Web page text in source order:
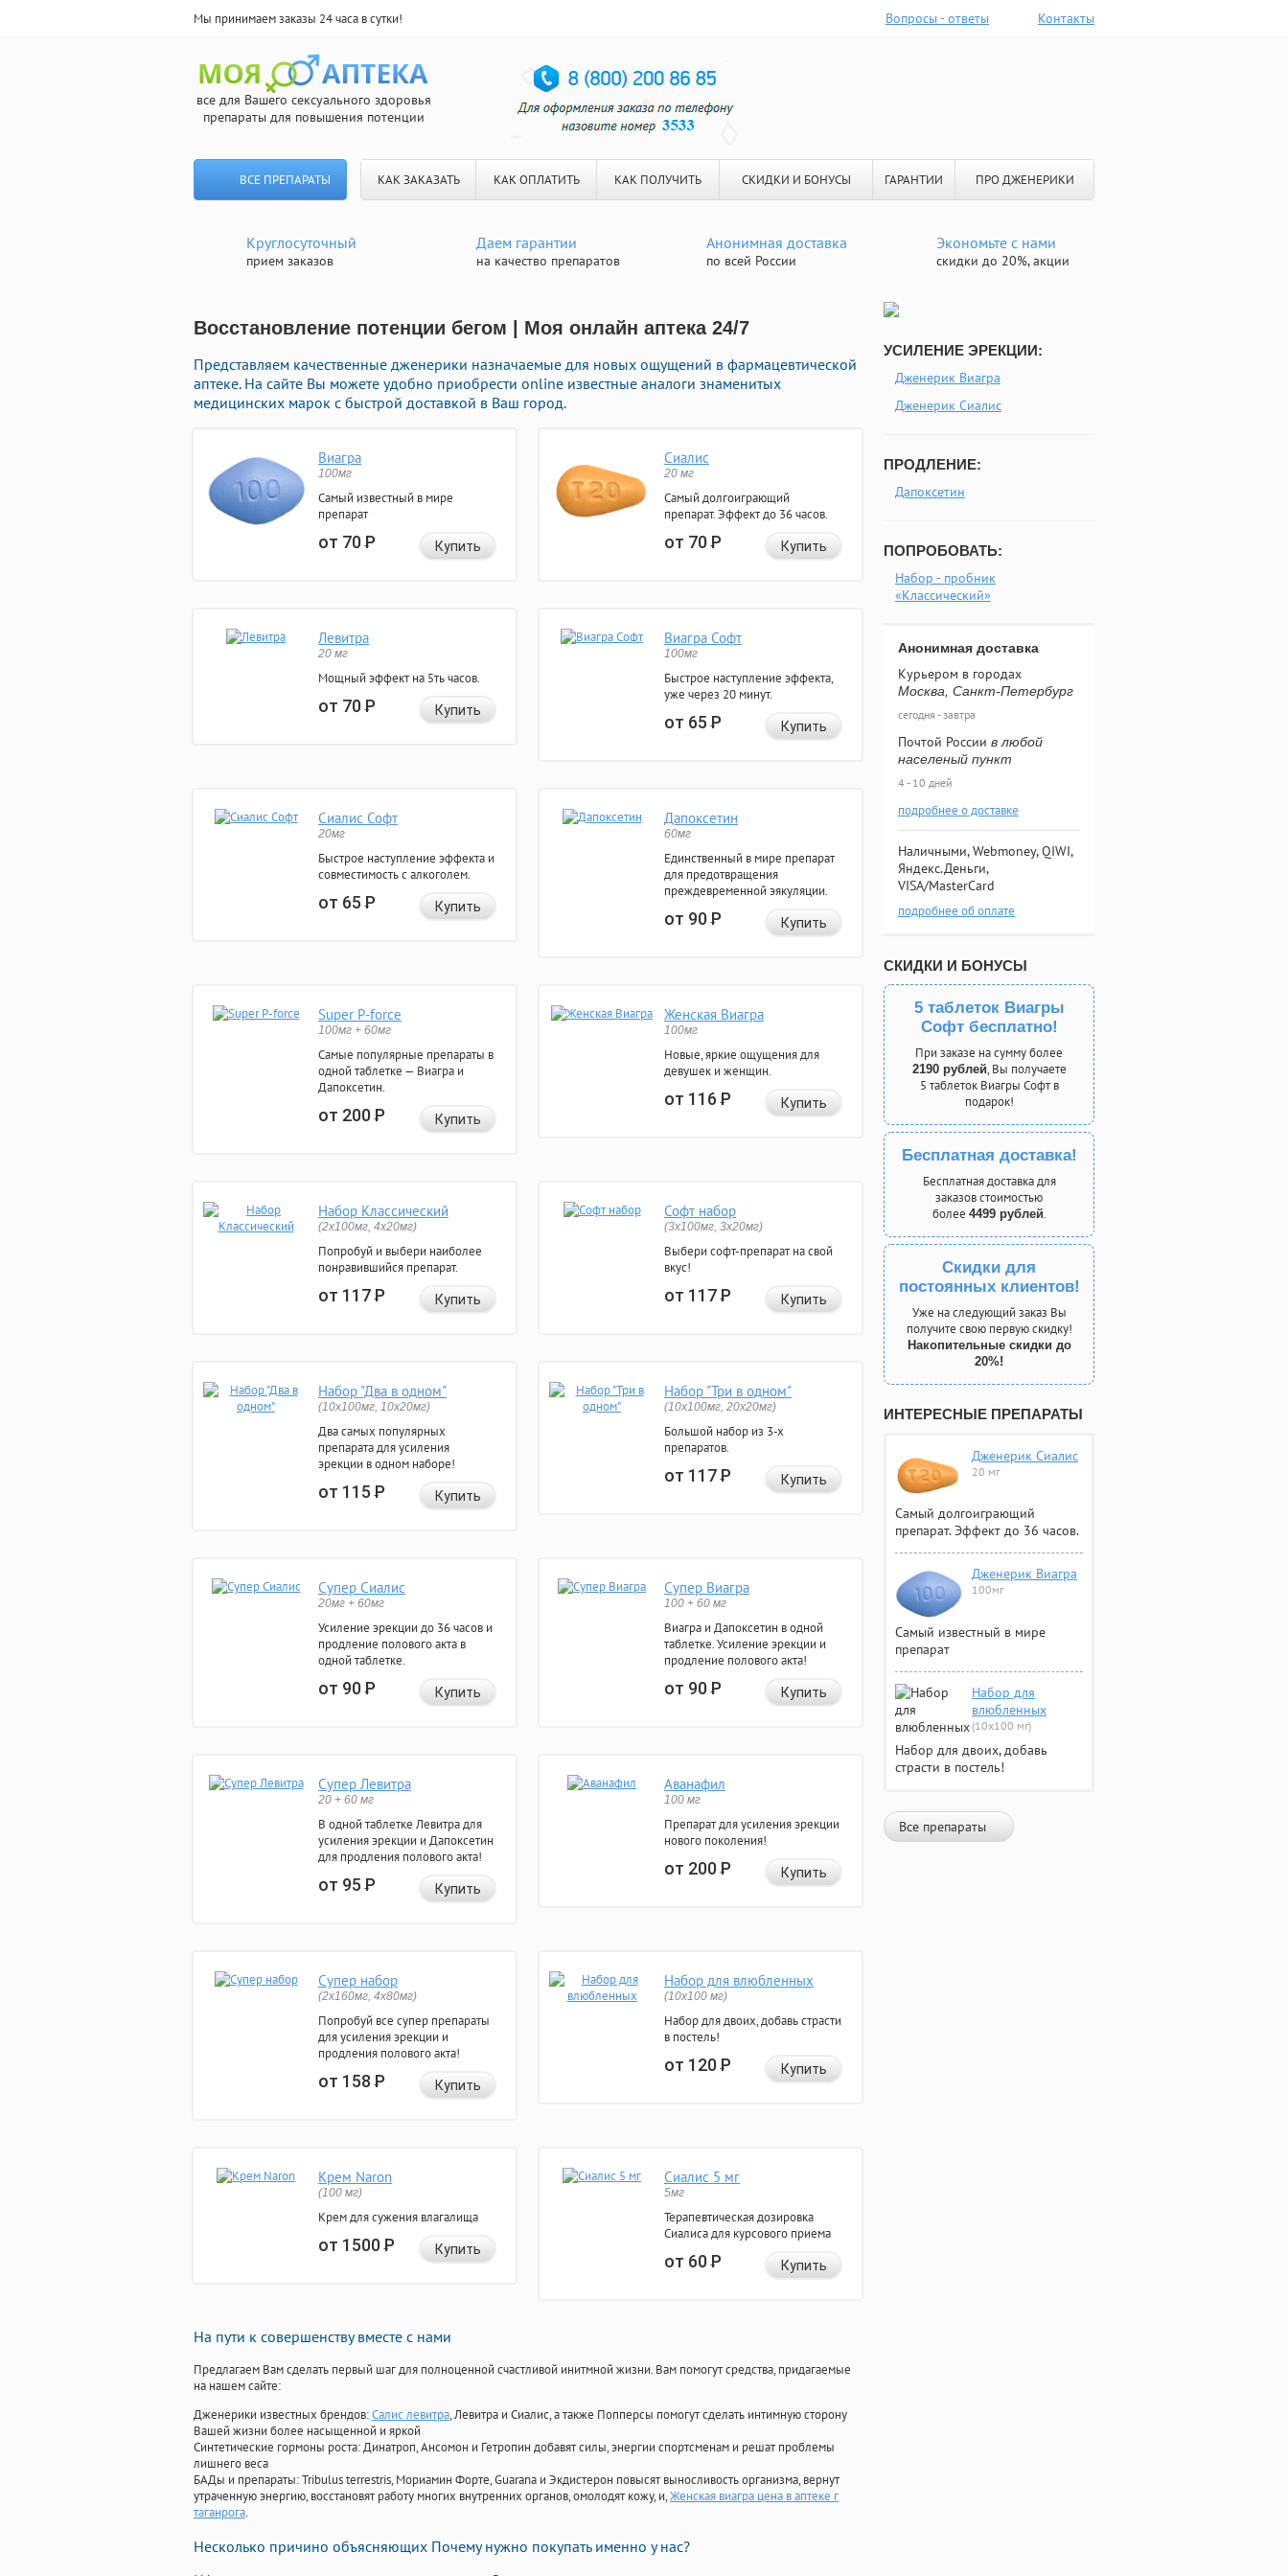
Мы принимаем заказы 24 часа в сутки! Вопросы - ответы Контакты
все для Вашего сексуального здоровья
препараты для повышения потенции
ВСЕ ПРЕПАРАТЫ КАК ЗАКАЗАТЬ КАК ОПЛАТИТЬ КАК ПОЛУЧИТЬ СКИДКИ И БОНУСЫ ГАРАНТИИ ПРО ДЖЕНЕРИКИ
Круглосуточный
прием заказов
Даем гарантии
на качество препаратов
Анонимная доставка
по всей России
Экономьте с нами
скидки до 20%, акции
Восстановление потенции бегом | Моя онлайн аптека 24/7
Представляем качественные дженерики назначаемые для новых ощущений в фармацевтической
аптеке. На сайте Вы можете удобно приобрести online известные аналоги знаменитых
медицинских марок с быстрой доставкой в Ваш город.
Виагра
100мг
Самый известный в мире
препарат
от 70Р Купить
Сиалис
20 мг
Самый долгоиграющий
препарат. Эффект до 36 часов.
от 70Р Купить
Левитра
20 мг
Мощный эффект на 5ть часов.
от 70Р Купить
Виагра Софт
100мг
Быстрое наступление эффекта,
уже через 20 минут.
от 65Р Купить
Сиалис Софт
20мг
Быстрое наступление эффекта и
совместимость с алкоголем.
от 65Р Купить
Дапоксетин
60мг
Единственный в мире препарат
для предотвращения
преждевременной эякуляции.
от 90Р Купить
Super P-force
100мг + 60мг
Самые популярные препараты в
одной таблетке — Виагра и
Дапоксетин.
от 200Р Купить
Женская Виагра
100мг
Новые, яркие ощущения для
девушек и женщин.
от 116Р Купить
Набор Классический
(2x100мг, 4x20мг)
Попробуй и выбери наиболее
понравившийся препарат.
от 117Р Купить
Софт набор
(3x100мг, 3x20мг)
Выбери софт-препарат на свой
вкус!
от 117Р Купить
Набор "Два в одном"
(10x100мг, 10x20мг)
Два самых популярных
препарата для усиления
эрекции в одном наборе!
от 115Р Купить
Набор "Три в одном"
(10x100мг, 20x20мг)
Большой набор из 3-х
препаратов.
от 117Р Купить
Супер Сиалис
20мг + 60мг
Усиление эрекции до 36 часов и
продление полового акта в
одной таблетке.
от 90Р Купить
Супер Виагра
100 + 60 мг
Виагра и Дапоксетин в одной
таблетке. Усиление эрекции и
продление полового акта!
от 90Р Купить
Супер Левитра
20 + 60 мг
В одной таблетке Левитра для
усиления эрекции и Дапоксетин
для продления полового акта!
от 95Р Купить
Аванафил
100 мг
Препарат для усиления эрекции
нового поколения!
от 200Р Купить
Супер набор
(2х160мг, 4х80мг)
Попробуй все супер препараты
для усиления эрекции и
продления полового акта!
от 158Р Купить
Набор для влюбленных
(10х100 мг)
Набор для двоих, добавь страсти
в постель!
от 120Р Купить
Крем Naron
(100 мг)
Крем для сужения влагалища
от 1500Р Купить
Сиалис 5 мг
5мг
Терапевтическая дозировка
Сиалиса для курсового приема
от 60Р Купить
На пути к совершенству вместе с нами
Предлагаем Вам сделать первый шаг для полноценной счастливой инитмной жизни. Вам помогут средства, придагаемые
на нашем сайте:
Дженерики известных брендов:Салис левитра, Левитра и Сиалис, а также Попперсы помогут сделать интимную сторону
Вашей жизни более насыщенной и яркой
Синтетические гормоны роста: Динатроп, Ансомон и Гетропин добавят силы, энергии спортсменам и решат проблемы
лишнего веса
БАДы и препараты:Tribulus terrestris, Мориамин Форте, Guarana и Экдистерон повысят выносливость организма, вернут
утраченную энергию, восстановят работу многих внутренних органов, омолодят кожу, и,Женская виагра цена в аптеке г
таганрога.
Несколько причино объясняющих Почему нужно покупать именно у нас?
УСИЛЕНИЕ ЭРЕКЦИИ:
Дженерик Виагра
Дженерик Сиалис
ПРОДЛЕНИЕ:
Дапоксетин
ПОПРОБОВАТЬ:
Набор - пробник
«Классический»
Анонимная доставка
Курьером в городах
Москва, Санкт-Петербург
сегодня - завтра
Почтой России в любой
населеный пункт
4 - 10 дней
подробнее о доставке
Наличными, Webmoney, QIWI,
Яндекс.Деньги,
VISA/MasterCard
подробнее об оплате
СКИДКИ И БОНУСЫ
5 таблеток Виагры
Софт бесплатно!
При заказе на сумму более
2190 рублей, Вы получаете
5 таблеток Виагры Софт в
подарок!
Бесплатная доставка!
Бесплатная доставка для
заказов стоимостью
более 4499 рублей.
Скидки для
постоянных клиентов!
Уже на следующий заказ Вы
получите свою первую скидку!
Накопительные скидки до
20%!
ИНТЕРЕСНЫЕ ПРЕПАРАТЫ
Дженерик Сиалис
20 мг
Самый долгоиграющий
препарат. Эффект до 36 часов.
Дженерик Виагра
100мг
Самый известный в мире
препарат
Набор для
влюбленных
(10х100 мг)
Набор для двоих, добавь
страсти в постель!
Все препараты